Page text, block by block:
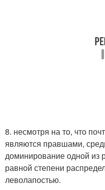
8. несмотря на то, что
являются правшами,
доминирование одной из
равной степени
леволапостью.